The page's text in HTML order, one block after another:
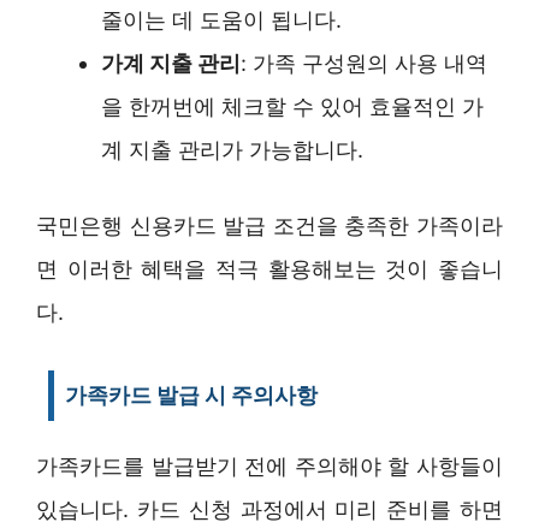
줄이는 데 도움이 됩니다.
가계 지출 관리: 가족 구성원의 사용 내역
을 한꺼번에 체크할 수 있어 효율적인 가
계 지출 관리가 가능합니다.
국민은행 신용카드 발급 조건을 충족한 가족이라
면 이러한 혜택을 적극 활용해보는 것이 좋습니
다.
가족카드 발급 시 주의사항
가족카드를 발급받기 전에 주의해야 할 사항들이
있습니다. 카드 신청 과정에서 미리 준비를 하면